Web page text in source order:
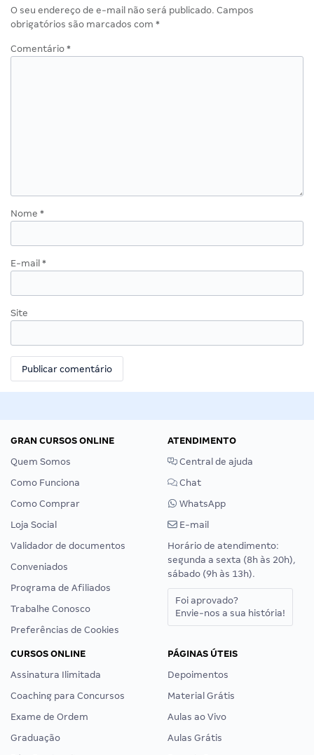
O seu endereço de e-mail não será publicado. Campos
obrigatórios são marcados com *
Comentário *
Nome *
E-mail *
Site
GRAN CURSOS ONLINE
Quem Somos
Como Funciona
Como Comprar
Loja Social
Validador de documentos
Conveniados
Programa de Afiliados
Trabalhe Conosco
Preferências de Cookies
ATENDIMENTO
Central de ajuda
Chat
WhatsApp
E-mail
Horário de atendimento:
segunda a sexta (8h às 20h),
sábado (9h às 13h).
Foi aprovado?
Envie-nos a sua história!
CURSOS ONLINE
Assinatura Ilimitada
Coaching para Concursos
Exame de Ordem
Graduação
PÁGINAS ÚTEIS
Depoimentos
Material Grátis
Aulas ao Vivo
Aulas Grátis